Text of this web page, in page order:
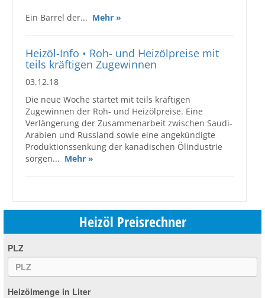
Ein Barrel der... Mehr »
Heizöl-Info • Roh- und Heizölpreise mit
teils kräftigen Zugewinnen
03.12.18
Die neue Woche startet mit teils kräftigen
Zugewinnen der Roh- und Heizölpreise. Eine
Verlängerung der Zusammenarbeit zwischen Saudi-
Arabien und Russland sowie eine angekündigte
Produktionssenkung der kanadischen Ölindustrie
sorgen... Mehr »
Heizöl Preisrechner
PLZ
Heizölmenge in Liter